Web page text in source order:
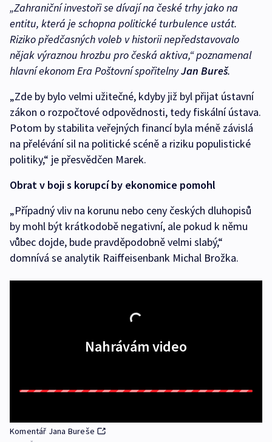
„Zahraniční investoři se dívají na české trhy jako na
entitu, která je schopna politické turbulence ustát.
Riziko předčasných voleb v historii nepředstavovalo
nějak výraznou hrozbu pro česká aktiva,“poznamenal
hlavní ekonom Era Poštovní spořitelnyJan Bureš.
„Zde by bylo velmi užitečné, kdyby již byl přijat ústavní
zákon o rozpočtové odpovědnosti, tedy fiskální ústava.
Potom by stabilita veřejných financí byla méně závislá
na přelévání sil na politické scéně a riziku populistické
politiky,“ je přesvědčen Marek.
Obrat v boji s korupcí by ekonomice pomohl
„Případný vliv na korunu nebo ceny českých dluhopisů
by mohl být krátkodobě negativní, ale pokud k němu
vůbec dojde, bude pravděpodobně velmi slabý,“
domnívá se analytik Raiffeisenbank Michal Brožka.
Nahrávám video
Komentář Jana Bureše